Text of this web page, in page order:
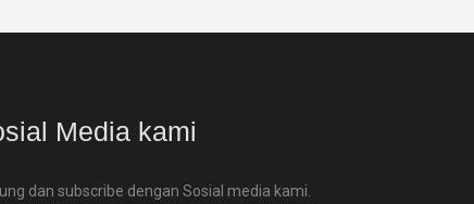
Media kami
dan subscribe dengan Sosial media kami.